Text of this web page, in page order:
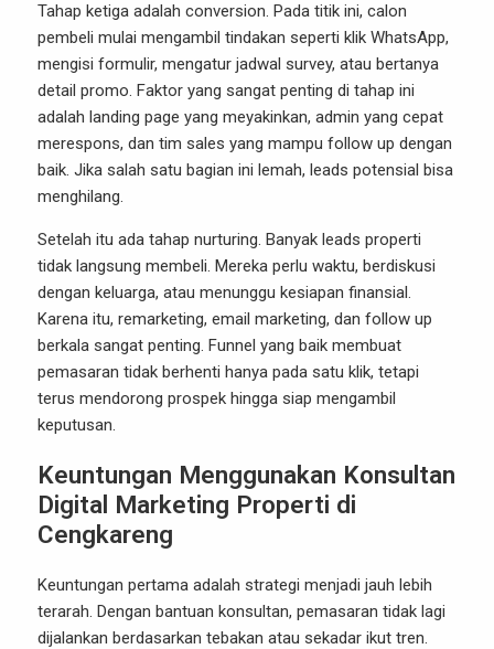
Tahap ketiga adalah conversion. Pada titik ini, calon
pembeli mulai mengambil tindakan seperti klik WhatsApp,
mengisi formulir, mengatur jadwal survey, atau bertanya
detail promo. Faktor yang sangat penting di tahap ini
adalah landing page yang meyakinkan, admin yang cepat
merespons, dan tim sales yang mampu follow up dengan
baik. Jika salah satu bagian ini lemah, leads potensial bisa
menghilang.
Setelah itu ada tahap nurturing. Banyak leads properti
tidak langsung membeli. Mereka perlu waktu, berdiskusi
dengan keluarga, atau menunggu kesiapan finansial.
Karena itu, remarketing, email marketing, dan follow up
berkala sangat penting. Funnel yang baik membuat
pemasaran tidak berhenti hanya pada satu klik, tetapi
terus mendorong prospek hingga siap mengambil
keputusan.
Keuntungan Menggunakan Konsultan
Digital Marketing Properti di
Cengkareng
Keuntungan pertama adalah strategi menjadi jauh lebih
terarah. Dengan bantuan konsultan, pemasaran tidak lagi
dijalankan berdasarkan tebakan atau sekadar ikut tren.